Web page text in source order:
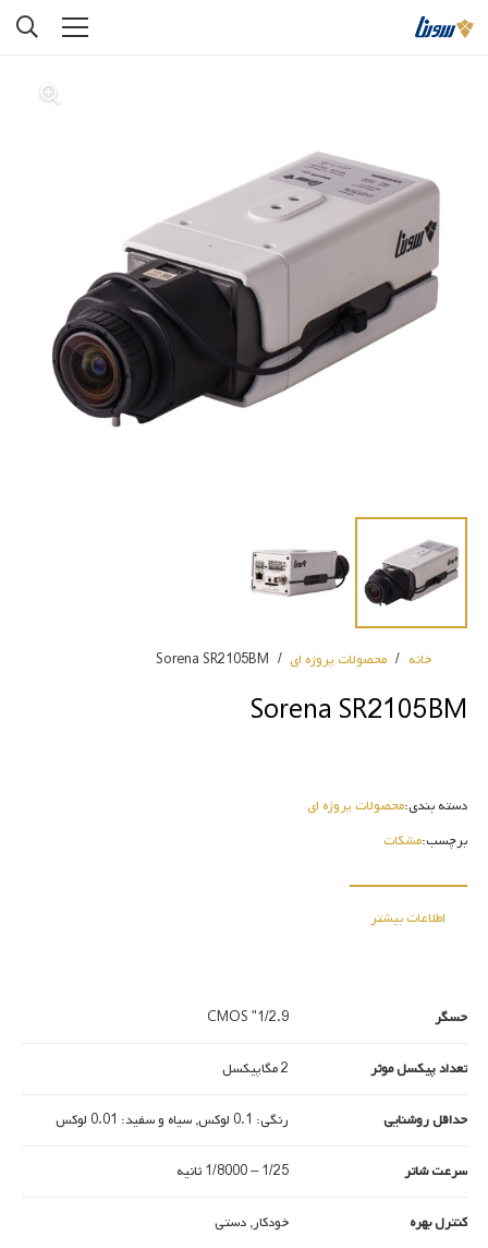
خانه / محصولات پروژه ای /
Sorena SR2105BM
Sorena SR2105BM
دسته بندی:محصولات پروژه ای
برچسب:مشکات
اطلاعات بیشتر
حسگر 1/2.9" CMOS
تعداد پیکسل موثر 2 مگاپیکسل
حداقل روشنایی رنگی: 0.1 لوکس, سیاه و سفید: 0.01 لوکس
سرعت شاتر 1/25 – 1/8000 ثانیه
کنترل بهره خودکار, دستی